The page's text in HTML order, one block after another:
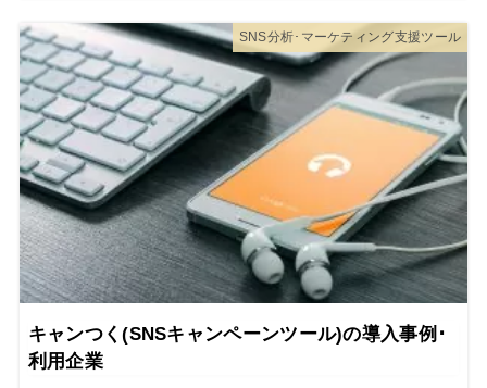
SNS分析･マーケティング支援ツール
キャンつく(SNSキャンペーンツール)の導入事例･
利用企業